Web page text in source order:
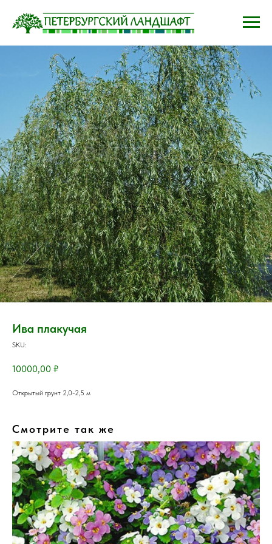
Ива плакучая
SKU:
10000,00 ₽
Открытый грунт 2,0-2,5 м
Смотрите так же